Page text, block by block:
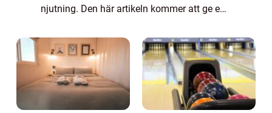
njutning. Den här artikeln kommer att ge en
presentera olika typer av spa-uppl...